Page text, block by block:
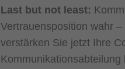
Last but not least:
Vertrauensposition wahr
verstärken Sie jetzt Ihre